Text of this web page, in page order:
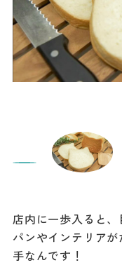
店内に一歩入ると
パンやインテリア
手なんです！